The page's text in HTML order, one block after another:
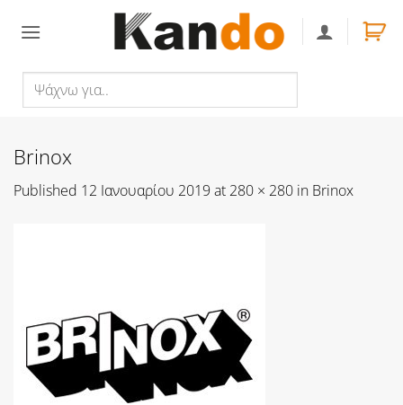
για..
Brinox
Published 12 Ιανουαρίου 2019 at 280 × 280 in Brinox